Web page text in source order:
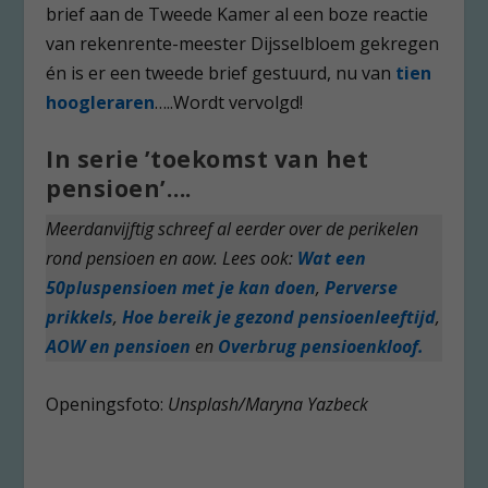
brief aan de Tweede Kamer al een boze reactie
van rekenrente-meester Dijsselbloem gekregen
én is er een tweede brief gestuurd, nu van tien
hoogleraren…..Wordt vervolgd!
In serie ’toekomst van het
pensioen’….
Meerdanvijftig schreef al eerder over de perikelen
rond pensioen en aow. Lees ook: Wat een
50pluspensioen met je kan doen,Perverse
prikkels,Hoe bereik je gezond pensioenleeftijd,
AOW en pensioen en Overbrug pensioenkloof.
Openingsfoto: Unsplash/Maryna Yazbeck